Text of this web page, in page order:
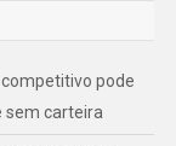
pode
sem carteira